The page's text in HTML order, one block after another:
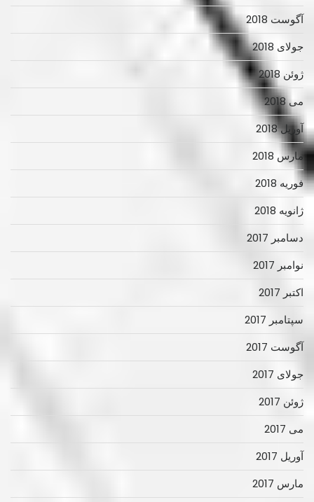
آگوست 2018
جولای 2018
ژوئن 2018
می 2018
آوریل 2018
مارس 2018
فوریه 2018
ژانویه 2018
دسامبر 2017
نوامبر 2017
اکتبر 2017
سپتامبر 2017
آگوست 2017
جولای 2017
ژوئن 2017
می 2017
آوریل 2017
مارس 2017